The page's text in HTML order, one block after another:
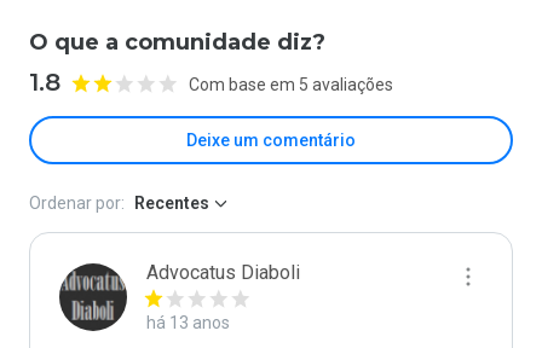
O que a comunidade diz?
1.8 Com base em 5 avaliações
Deixe um comentário
Ordenar por: Recentes
Advocatus Diaboli
há 13 anos